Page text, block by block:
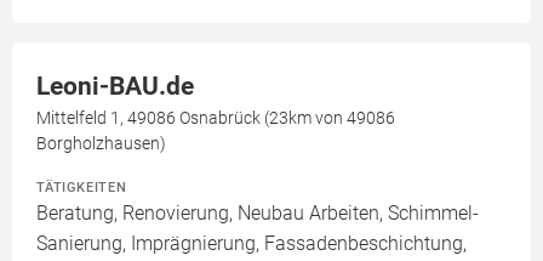
Leoni-BAU.de
Mittelfeld 1, 49086 Osnabrück (23km von 49086
Borgholzhausen)
TÄTIGKEITEN
Beratung, Renovierung, Neubau Arbeiten, Schimmel-
Sanierung, Imprägnierung, Fassadenbeschichtung,